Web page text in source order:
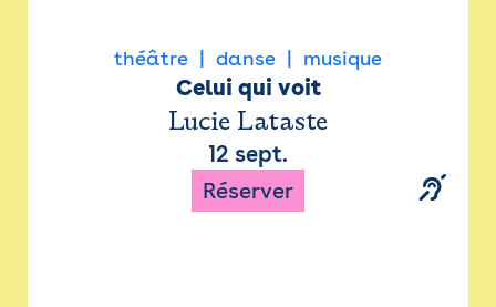
théâtre danse musique
Celui qui voit
Lucie Lataste
12 sept.
Réserver